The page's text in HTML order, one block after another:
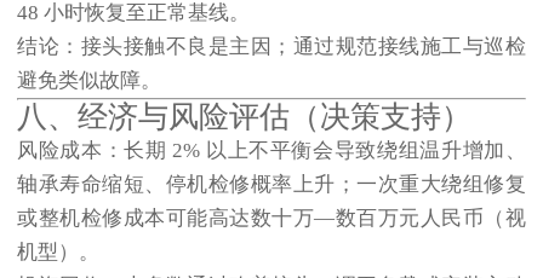
48 小时恢复至正常基线。
结论 ：接头接触不良是主因；通过规范接线施工与巡检
避免类似故障。
八、经济与风险评估（决策支持）
风险成本 ：长期 2% 以上不平衡会导致绕组温升增加、
轴承寿命缩短、停机检修概率上升；一次重大绕组修复
或整机检修成本可能高达数十万—数百万元人民币（视
机型）。